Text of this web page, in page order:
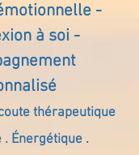
-
à soi -
thérapeutique
. Énergétique .